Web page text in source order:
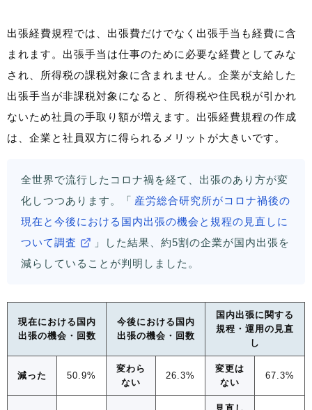
出張経費規程では、出張費だけでなく出張手当も経費に含
まれます。出張手当は仕事のために必要な経費としてみな
され、所得税の課税対象に含まれません。企業が支給した
出張手当が非課税対象になると、所得税や住民税が引かれ
ないため社員の手取り額が増えます。出張経費規程の作成
は、企業と社員双方に得られるメリットが大きいです。
全世界で流行したコロナ禍を経て、出張のあり方が変
化しつつあります。「 産労総合研究所がコロナ禍後の
現在と今後における国内出張の機会と規程の見直しに
ついて調査
」した結果、約5割の企業が国内出張を
減らしていることが判明しました。
現在における国内
出張の機会・回数
今後における国内
出張の機会・回数
国内出張に関する
規程・運用の見直
し
減った 50.9%
変わら
ない
26.3%
変更は
ない
67.3%